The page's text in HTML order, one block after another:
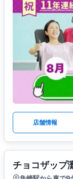
店舗情報
チョコザップ